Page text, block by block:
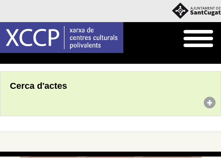
Cerca d'actes